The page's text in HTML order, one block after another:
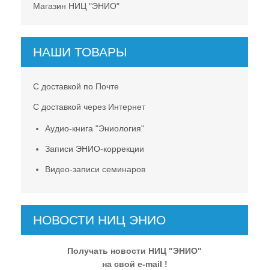
Магазин НИЦ "ЭНИО"
НАШИ ТОВАРЫ
С доставкой по Почте
С доставкой через Интернет
Аудио-книга "Эниология"
Записи ЭНИО-коррекции
Видео-записи семинаров
НОВОСТИ НИЦ ЭНИО
Получать новости НИЦ "ЭНИО"
на свой e-mail !